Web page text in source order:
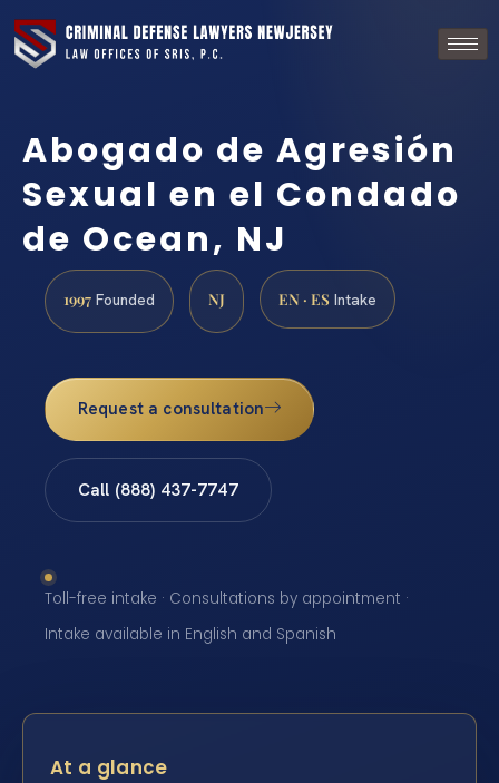
Abogado de Agresión
Sexual en el Condado
de Ocean, NJ
1997 Founded NJ EN · ES Intake
Request a consultation
Call (888) 437-7747
Toll-free intake · Consultations by appointment ·
Intake available in English and Spanish
At a glance